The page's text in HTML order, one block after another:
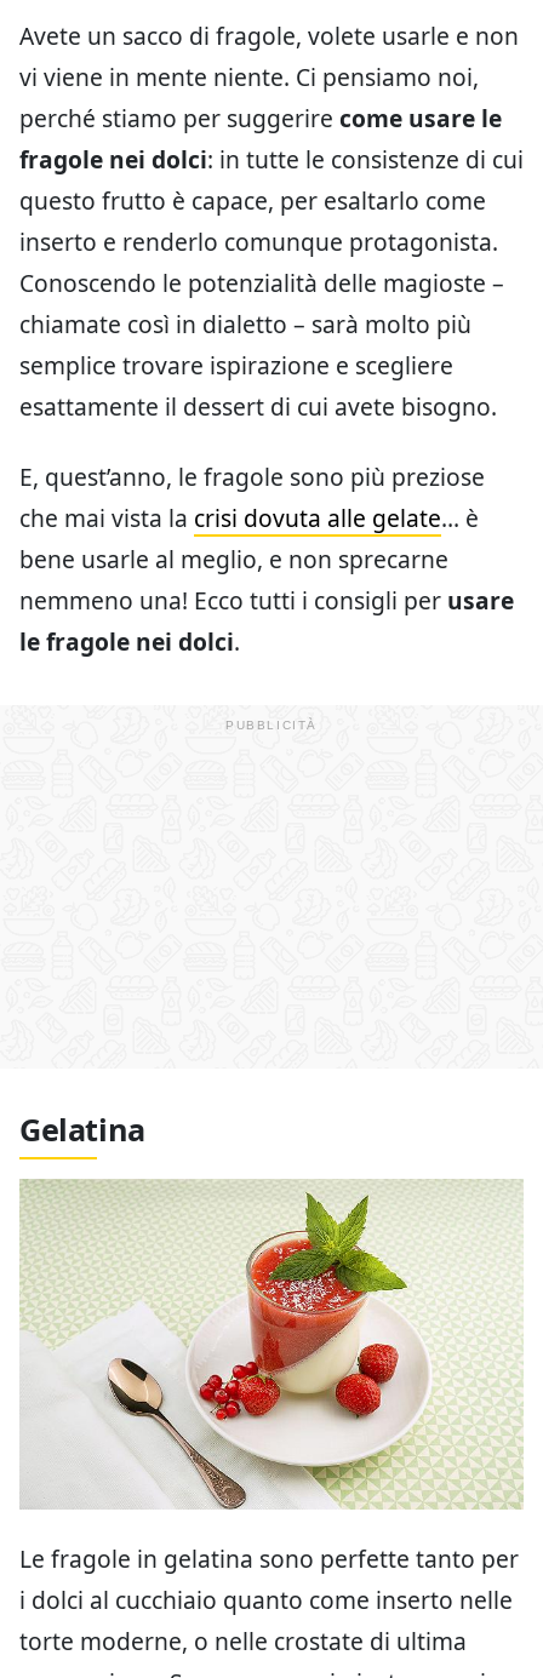
Avete un sacco di fragole, volete usarle e non
vi viene in mente niente. Ci pensiamo noi,
perché stiamo per suggerire come usare le
fragole nei dolci: in tutte le consistenze di cui
questo frutto è capace, per esaltarlo come
inserto e renderlo comunque protagonista.
Conoscendo le potenzialità delle magioste –
chiamate così in dialetto – sarà molto più
semplice trovare ispirazione e scegliere
esattamente il dessert di cui avete bisogno.
E, quest’anno, le fragole sono più preziose
che mai vista la crisi dovuta alle gelate… è
bene usarle al meglio, e non sprecarne
nemmeno una! Ecco tutti i consigli per usare
le fragole nei dolci.
Gelatina
Le fragole in gelatina sono perfette tanto per
i dolci al cucchiaio quanto come inserto nelle
torte moderne, o nelle crostate di ultima